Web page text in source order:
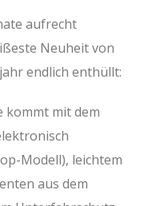
aufrecht
Neuheit von
endlich enthüllt:
kommt mit dem
Modell), leichtem
aus dem